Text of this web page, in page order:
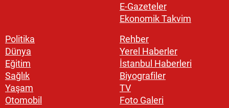
E-Gazeteler
Ekonomik Takvim
Politika
Dünya
Eğitim
Sağlık
Yaşam
Otomobil
Rehber
Yerel Haberler
İstanbul Haberleri
Biyografiler
TV
Foto Galeri